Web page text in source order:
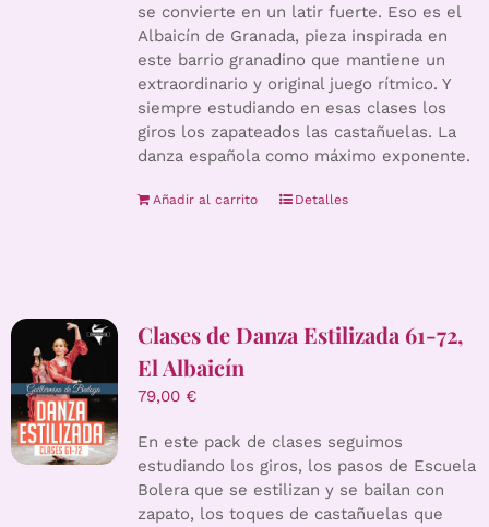
se convierte en un latir fuerte. Eso es el
Albaicín de Granada, pieza inspirada en
este barrio granadino que mantiene un
extraordinario y original juego rítmico. Y
siempre estudiando en esas clases los
giros los zapateados las castañuelas. La
danza española como máximo exponente.
Añadir al carrito Detalles
Clases de Danza Estilizada 61-72,
El Albaicín
79,00 €
En este pack de clases seguimos
estudiando los giros, los pasos de Escuela
Bolera que se estilizan y se bailan con
zapato, los toques de castañuelas que